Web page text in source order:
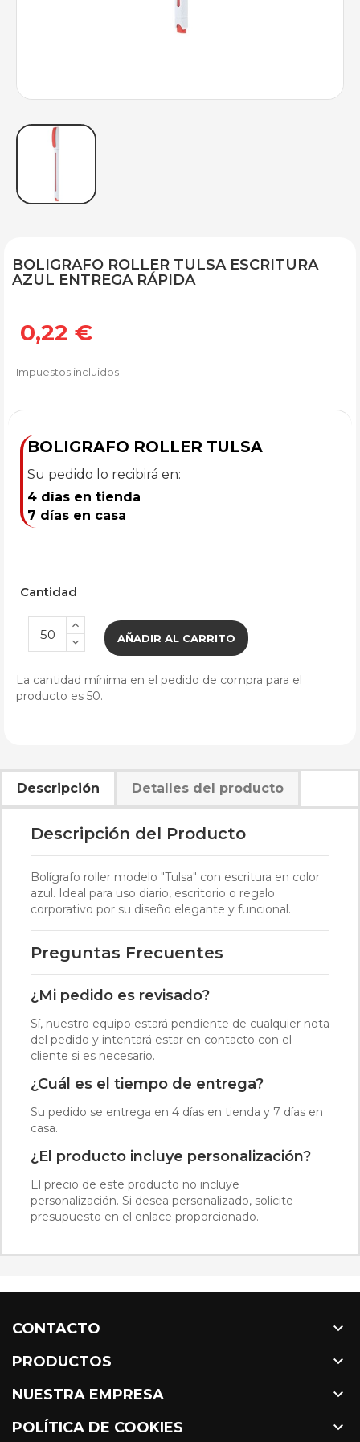
BOLIGRAFO ROLLER TULSA ESCRITURA
AZUL ENTREGA RÁPIDA
0,22 €
Impuestos incluidos
BOLIGRAFO ROLLER TULSA
Su pedido lo recibirá en:
4 días en tienda
7 días en casa
Cantidad
AÑADIR AL CARRITO
La cantidad mínima en el pedido de compra para el
producto es 50.
Descripción Detalles del producto
Descripción del Producto
Bolígrafo roller modelo "Tulsa" con escritura en color
azul. Ideal para uso diario, escritorio o regalo
corporativo por su diseño elegante y funcional.
Preguntas Frecuentes
¿Mi pedido es revisado?
Sí, nuestro equipo estará pendiente de cualquier nota
del pedido y intentará estar en contacto con el
cliente si es necesario.
¿Cuál es el tiempo de entrega?
Su pedido se entrega en 4 días en tienda y 7 días en
casa.
¿El producto incluye personalización?
El precio de este producto no incluye
personalización. Si desea personalizado, solicite
presupuesto en el enlace proporcionado.
CONTACTO 
PRODUCTOS 
NUESTRA EMPRESA 
POLÍTICA DE COOKIES 